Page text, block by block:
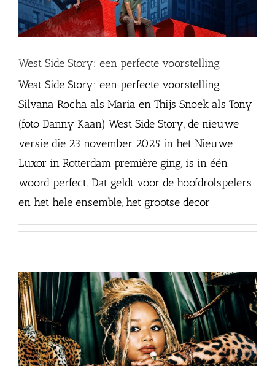
West Side Story: een perfecte voorstelling
West Side Story: een perfecte voorstelling
Silvana Rocha als Maria en Thijs Snoek als Tony
(foto Danny Kaan) West Side Story, de nieuwe
versie die 23 november 2025 in het Nieuwe
Luxor in Rotterdam première ging, is in één
woord perfect. Dat geldt voor de hoofdrolspelers
en het hele ensemble, het grootse decor